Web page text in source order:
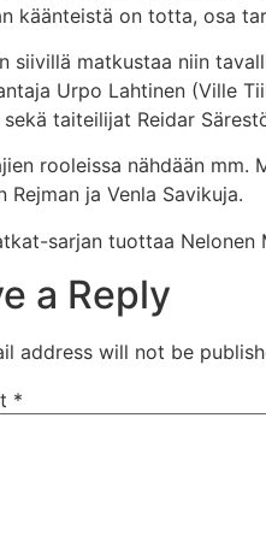
käänteistä on totta, osa
siivillä matkustaa niin
Urpo Lahtinen (Ville
sekä taiteilijat Reidar
rooleissa nähdään mm.
Rejman ja Venla Savikuja.
sarjan tuottaa
a Reply
address will not be
*